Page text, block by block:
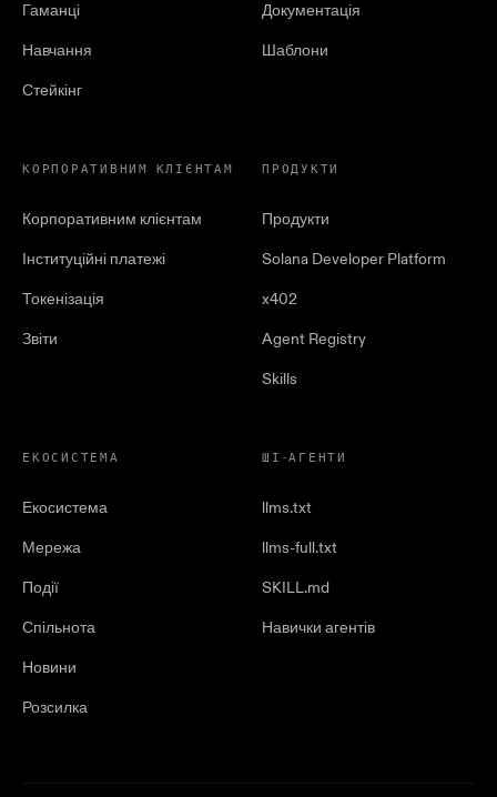
Гаманці
Навчання
Стейкінг
Документація
Шаблони
КОРПОРАТИВНИМ КЛІЄНТАМ
Корпоративним клієнтам
Інституційні платежі
Токенізація
Звіти
ПРОДУКТИ
Продукти
Solana Developer Platform
x402
Agent Registry
Skills
ЕКОСИСТЕМА
Екосистема
Мережа
Події
Спільнота
Новини
Розсилка
ШІ-АГЕНТИ
llms.txt
llms-full.txt
SKILL.md
Навички агентів